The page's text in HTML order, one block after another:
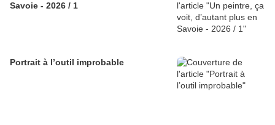
Savoie - 2026 / 1
Portrait à l’outil improbable